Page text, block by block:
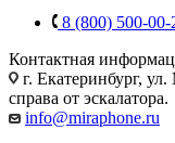
8 (800) 500-00-
Контактная
г. Екатеринбург,
справа от эскалатора.
info@miraphone.ru